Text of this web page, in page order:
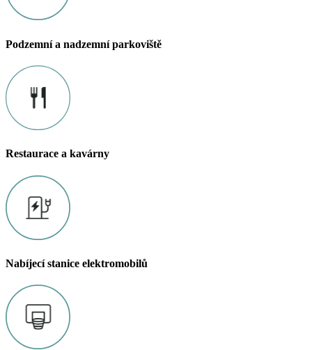
Podzemní a nadzemní parkoviště
Restaurace a kavárny
Nabíjecí stanice elektromobilů